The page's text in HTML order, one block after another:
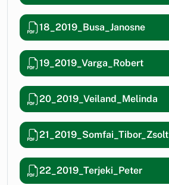
18_2019_Busa_Janosne
19_2019_Varga_Robert
20_2019_Veiland_Melinda
21_2019_Somfai_Tibor_Zsolt
22_2019_Terjeki_Peter